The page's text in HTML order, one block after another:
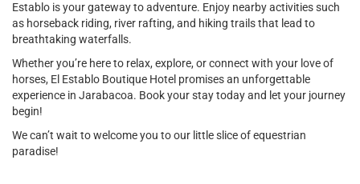
Establo is your gateway to adventure. Enjoy nearby activities such
as horseback riding, river rafting, and hiking trails that lead to
breathtaking waterfalls.
Whether you’re here to relax, explore, or connect with your love of
horses, El Establo Boutique Hotel promises an unforgettable
experience in Jarabacoa. Book your stay today and let your journey
begin!
We can’t wait to welcome you to our little slice of equestrian
paradise!